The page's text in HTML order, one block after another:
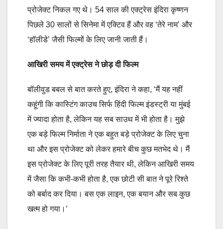
प्रोजेक्ट निकल गए थे। 54 साल की एक्ट्रेस इंदिरा कृष्णन
पिछले 30 सालों से सिनेमा में एक्टिव हैं और वह ‘तेरे नाम’ और
‘हॉलीडे’ जैसी फिल्मों के लिए जानी जाती हैं।
आखिरी समय में एक्ट्रेस ने छोड़ दी फिल्म
बॉलीवुड बबल से बात करते हुए, इंदिरा ने कहा, ‘मैं यह नहीं
कहूंगी कि कास्टिंग काउच सिर्फ हिंदी फिल्म इंडस्ट्री या मुंबई
में ज्यादा होता है, लेकिन यह सब साउथ में भी होता है। मुझे
एक बड़े फिल्म निर्माता ने एक बहुत बड़े प्रोजेक्ट के लिए चुना
था और इस प्रोजेक्ट को लेकर हमारे बीच कुछ मतभेद थे। मैं
इस प्रोजेक्ट के लिए पूरी तरह तैयार थी, लेकिन आखिरी समय
में जैसा कि कभी-कभी होता है, एक छोटी सी बात ने पूरे रिश्ते
को बर्बाद कर दिया। बस एक लाइन, एक बयान और सब कुछ
खत्म हो गया।’